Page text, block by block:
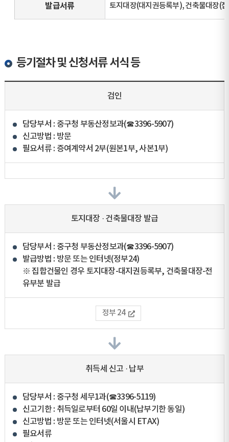
발급서류 토지대장(대지권등록부), 건축물대장(
등기절차 및 신청서류 서식 등
검인
담당부서 : 중구청 부동산정보과(☎3396-5907)
신고방법 : 방문
필요서류 : 증여계약서 2부(원본1부, 사본1부)
토지대장 · 건축물대장 발급
담당부서 : 중구청 부동산정보과(☎3396-5907)
발급방법 : 방문 또는 인터넷(정부24)
※ 집합건물인 경우 토지대장-대지권등록부, 건축물대장-전
유부분 발급
정부 24
취득세 신고 · 납부
담당부서 : 중구청 세무1과(☎3396-5119)
신고기한 : 취득일로부터 60일 이내(납부기한 동일)
신고방법 : 방문 또는 인터넷(서울시 ETAX)
필요서류